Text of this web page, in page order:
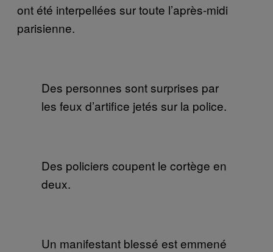
ont été interpellées sur toute l’après-midi
parisienne.
Des personnes sont surprises par
les feux d’artifice jetés sur la police.
Des policiers coupent le cortège en
deux.
Un manifestant blessé est emmené